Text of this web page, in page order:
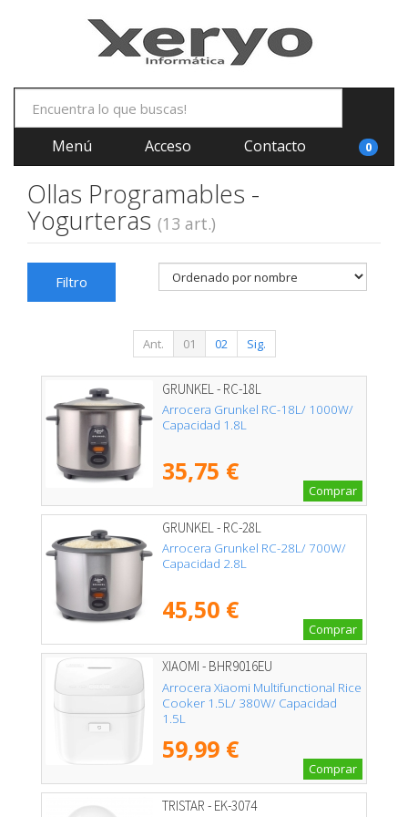
Menú Acceso Contacto 0
Ollas Programables -
Yogurteras (13 art.)
Filtro
Ant. 01 02 Sig.
GRUNKEL - RC-18L
Arrocera Grunkel RC-18L/ 1000W/
Capacidad 1.8L
35,75 €
Comprar
GRUNKEL - RC-28L
Arrocera Grunkel RC-28L/ 700W/
Capacidad 2.8L
45,50 €
Comprar
XIAOMI - BHR9016EU
Arrocera Xiaomi Multifunctional Rice
Cooker 1.5L/ 380W/ Capacidad
1.5L
59,99 €
Comprar
TRISTAR - EK-3074